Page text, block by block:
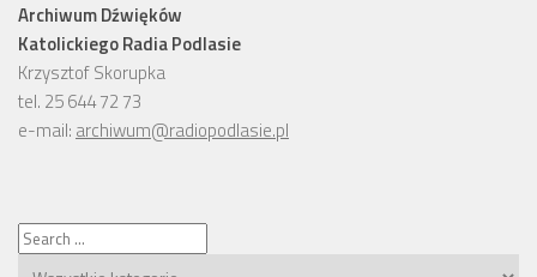
Archiwum Dźwięków
Katolickiego Radia Podlasie
Krzysztof Skorupka
tel. 25 644 72 73
e-mail: archiwum@radiopodlasie.pl